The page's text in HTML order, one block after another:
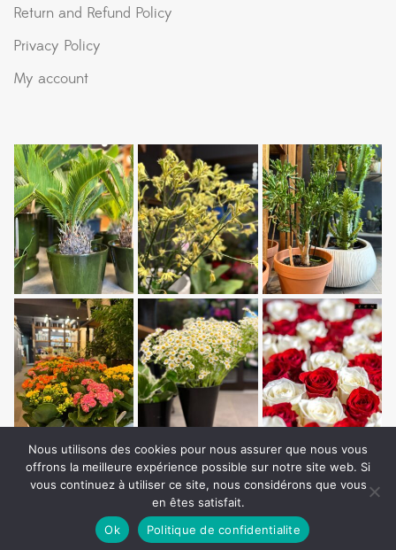
Return and Refund Policy
Privacy Policy
My account
Copyright © Auxilium Media. All Rights Reserved
Nous utilisons des cookies pour nous assurer que nous vous
offrons la meilleure expérience possible sur notre site web. Si
vous continuez à utiliser ce site, nous considérons que vous
en êtes satisfait.
Ok
Politique de confidentialite